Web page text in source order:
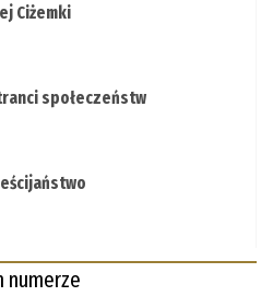
Ciżemki
społeczeństw
numerze